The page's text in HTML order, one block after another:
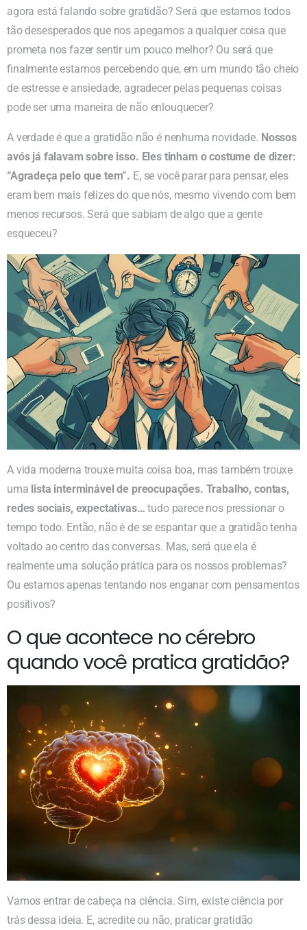
agora está falando sobre gratidão? Será que estamos todos
tão desesperados que nos apegamos a qualquer coisa que
prometa nos fazer sentir um pouco melhor? Ou será que
finalmente estamos percebendo que, em um mundo tão cheio
de estresse e ansiedade, agradecer pelas pequenas coisas
pode ser uma maneira de não enlouquecer?
A verdade é que a gratidão não é nenhuma novidade. Nossos
avós já falavam sobre isso. Eles tinham o costume de dizer:
“Agradeça pelo que tem”. E, se você parar para pensar, eles
eram bem mais felizes do que nós, mesmo vivendo com bem
menos recursos. Será que sabiam de algo que a gente
esqueceu?
A vida moderna trouxe muita coisa boa, mas também trouxe
uma lista interminável de preocupações. Trabalho, contas,
redes sociais, expectativas… tudo parece nos pressionar o
tempo todo. Então, não é de se espantar que a gratidão tenha
voltado ao centro das conversas. Mas, será que ela é
realmente uma solução prática para os nossos problemas?
Ou estamos apenas tentando nos enganar com pensamentos
positivos?
O que acontece no cérebro
quando você pratica gratidão?
Vamos entrar de cabeça na ciência. Sim, existe ciência por
trás dessa ideia. E, acredite ou não, praticar gratidão